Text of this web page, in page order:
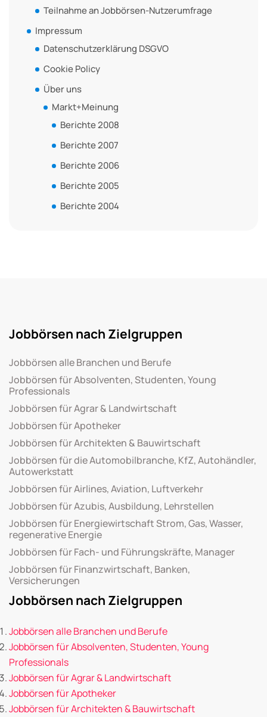
Teilnahme an Jobbörsen-Nutzerumfrage
Impressum
Datenschutzerklärung DSGVO
Cookie Policy
Über uns
Markt+Meinung
Berichte 2008
Berichte 2007
Berichte 2006
Berichte 2005
Berichte 2004
Jobbörsen nach Zielgruppen
Jobbörsen alle Branchen und Berufe
Jobbörsen für Absolventen, Studenten, Young
Professionals
Jobbörsen für Agrar & Landwirtschaft
Jobbörsen für Apotheker
Jobbörsen für Architekten & Bauwirtschaft
Jobbörsen für die Automobilbranche, KfZ, Autohändler,
Autowerkstatt
Jobbörsen für Airlines, Aviation, Luftverkehr
Jobbörsen für Azubis, Ausbildung, Lehrstellen
Jobbörsen für Energiewirtschaft Strom, Gas, Wasser,
regenerative Energie
Jobbörsen für Fach- und Führungskräfte, Manager
Jobbörsen für Finanzwirtschaft, Banken,
Versicherungen
Jobbörsen nach Zielgruppen
Jobbörsen alle Branchen und Berufe
Jobbörsen für Absolventen, Studenten, Young
Professionals
Jobbörsen für Agrar & Landwirtschaft
Jobbörsen für Apotheker
Jobbörsen für Architekten & Bauwirtschaft